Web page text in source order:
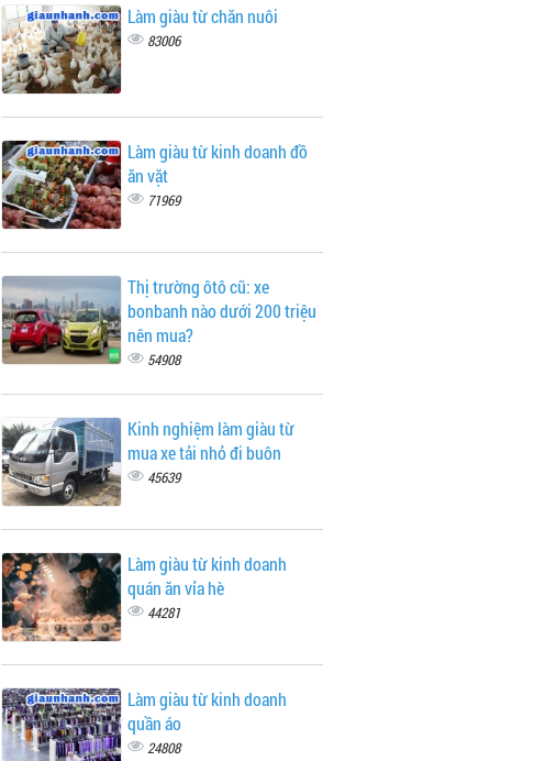
Làm giàu từ chăn nuôi
83006
Làm giàu từ kinh doanh đồ
ăn vặt
71969
Thị trường ôtô cũ: xe
bonbanh nào dưới 200 triệu
nên mua?
54908
Kinh nghiệm làm giàu từ
mua xe tải nhỏ đi buôn
45639
Làm giàu từ kinh doanh
quán ăn vỉa hè
44281
Làm giàu từ kinh doanh
quần áo
24808